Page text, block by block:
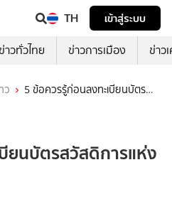
TH
เข้าสู่ระบบ
ข่าวทั่วไทย ข่าวการเมือง ข่าว
ว
5 ข้อควรรู้ก่อนลงทะเบียนบัตร
ยนบัตรสวัสดิการแห่ง